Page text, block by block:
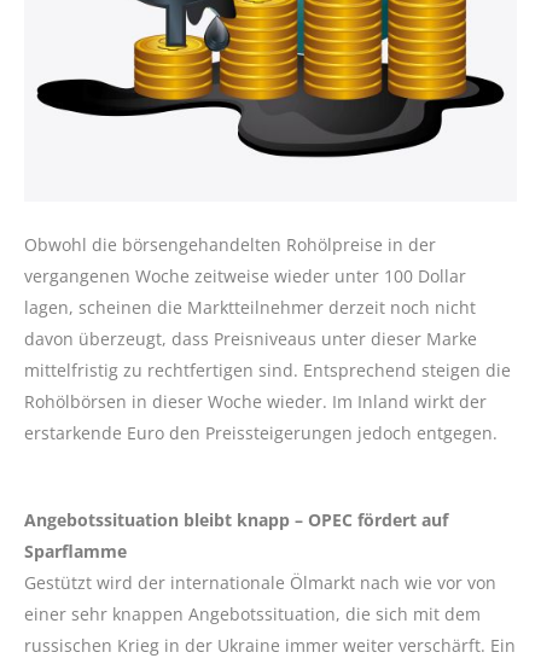
Obwohl die börsengehandelten Rohölpreise in der
vergangenen Woche zeitweise wieder unter 100 Dollar
lagen, scheinen die Marktteilnehmer derzeit noch nicht
davon überzeugt, dass Preisniveaus unter dieser Marke
mittelfristig zu rechtfertigen sind. Entsprechend steigen die
Rohölbörsen in dieser Woche wieder. Im Inland wirkt der
erstarkende Euro den Preissteigerungen jedoch entgegen.
Angebotssituation bleibt knapp – OPEC fördert auf
Sparflamme
Gestützt wird der internationale Ölmarkt nach wie vor von
einer sehr knappen Angebotssituation, die sich mit dem
russischen Krieg in der Ukraine immer weiter verschärft. Ein